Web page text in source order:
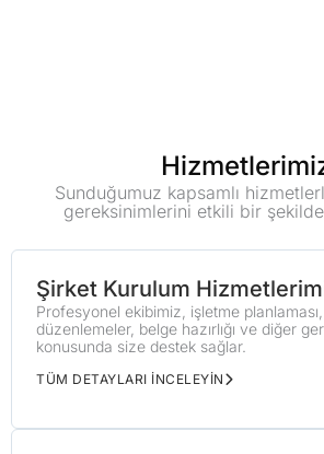
Sunduğumuz kapsamlı
gereksinimlerini etkili bir şekilde
Şirket Kurulum
Profesyonel ekibimiz, işletme
düzenlemeler, belge hazırlığı ve diğer
konusunda size destek sağlar.
TÜM DETAYLARI İNCELEYİN